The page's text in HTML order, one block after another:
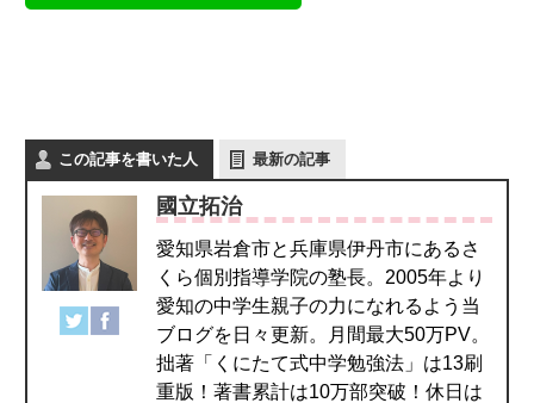
この記事を書いた人 最新の記事
國立拓治
愛知県岩倉市と兵庫県伊丹市にあるさ
くら個別指導学院の塾長。2005年より
愛知の中学生親子の力になれるよう当
ブログを日々更新。月間最大50万PV。
拙著「くにたて式中学勉強法」は13刷
重版！著書累計は10万部突破！休日は